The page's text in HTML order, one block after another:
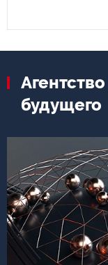
будущего